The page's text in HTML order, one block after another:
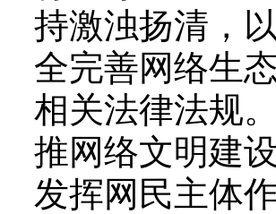
持激浊扬清，
全完善网络生
相关法律法规
推网络文明建
发挥网民主体